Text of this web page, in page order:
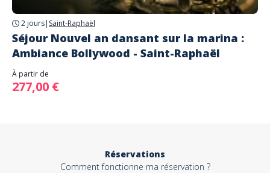
2 jours| Saint-Raphaël
Séjour Nouvel an dansant sur la marina :
Ambiance Bollywood - Saint-Raphaël
À partir de
277,00 €
Réservations
Comment fonctionne ma réservation ?